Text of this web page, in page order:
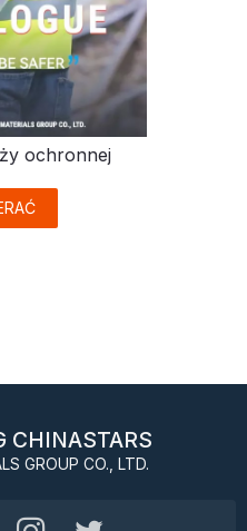
ochronnej
CHINASTARS
GROUP CO., LTD.